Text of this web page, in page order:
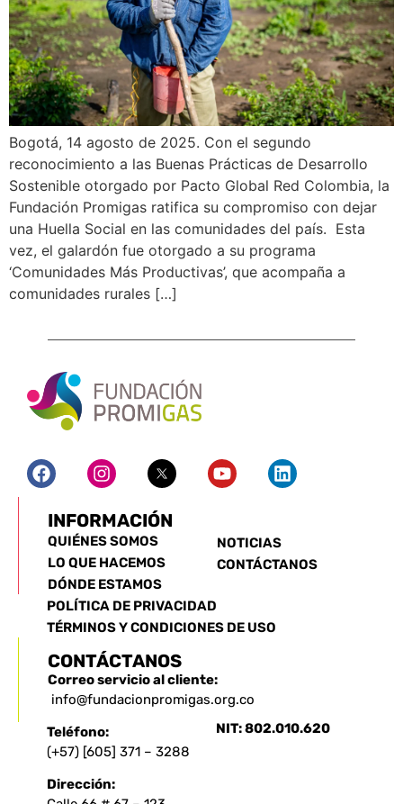
Bogotá, 14 agosto de 2025. Con el segundo
reconocimiento a las Buenas Prácticas de Desarrollo
Sostenible otorgado por Pacto Global Red Colombia, la
Fundación Promigas ratifica su compromiso con dejar
una Huella Social en las comunidades del país. Esta
vez, el galardón fue otorgado a su programa
‘Comunidades Más Productivas’, que acompaña a
comunidades rurales […]
INFORMACIÓN
QUIÉNES SOMOS
LO QUE HACEMOS
DÓNDE ESTAMOS
NOTICIAS
CONTÁCTANOS
POLÍTICA DE PRIVACIDAD
TÉRMINOS Y CONDICIONES DE USO
CONTÁCTANOS
Correo servicio al cliente:
info@fundacionpromigas.org.co
Teléfono:
(+57) [605] 371 – 3288
Dirección:
NIT: 802.010.620